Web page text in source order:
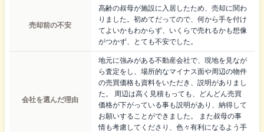
売却前の不安
高齢の叔母が施設に入居したため、売却に関わ
りました。初めてだってので、何から手を付け
てよいかもわからず、いくらで売れるかも想像
がつかず、とても不安でした。
会社を選んだ理由
地元に強みがある不動産会社で、現地を見なが
ら査定をし、場所的なマイナス面や周辺の物件
の売買価格も資料をいただき、説明がありまし
た。 周辺は高く見積もっても、どんどん売買
価格が下がっている事も説明があり、納得して
お願いすることができました。 また叔母の事
情も考慮してくださり、色々有利になるよう手